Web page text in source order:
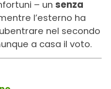
– un senza
l’esterno ha
nel secondo
a casa il voto.